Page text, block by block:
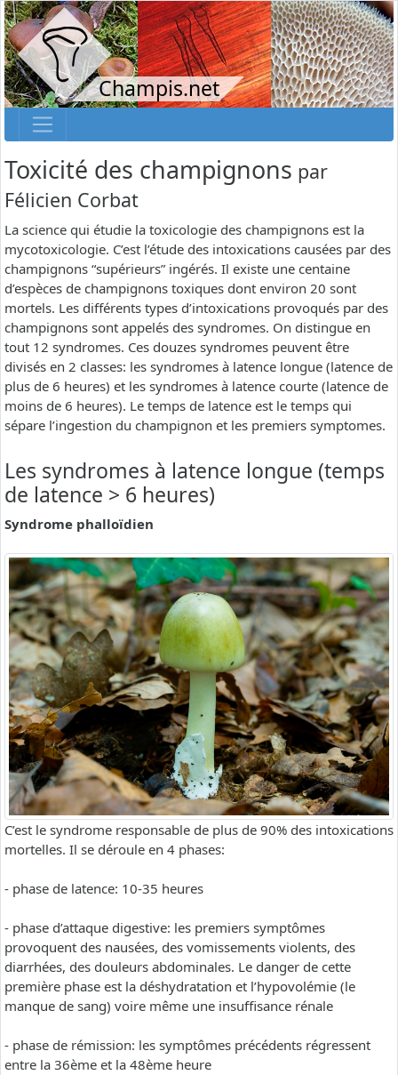
Champis.net
Toxicité des champignons par
Félicien Corbat
La science qui étudie la toxicologie des champignons est la
mycotoxicologie. C’est l’étude des intoxications causées par des
champignons “supérieurs” ingérés. Il existe une centaine
d’espèces de champignons toxiques dont environ 20 sont
mortels. Les différents types d’intoxications provoqués par des
champignons sont appelés des syndromes. On distingue en
tout 12 syndromes. Ces douzes syndromes peuvent être
divisés en 2 classes: les syndromes à latence longue (latence de
plus de 6 heures) et les syndromes à latence courte (latence de
moins de 6 heures). Le temps de latence est le temps qui
sépare l’ingestion du champignon et les premiers symptomes.
Les syndromes à latence longue (temps
de latence > 6 heures)
Syndrome phalloïdien
C’est le syndrome responsable de plus de 90% des intoxications
mortelles. Il se déroule en 4 phases:
- phase de latence: 10-35 heures
- phase d’attaque digestive: les premiers symptômes
provoquent des nausées, des vomissements violents, des
diarrhées, des douleurs abdominales. Le danger de cette
première phase est la déshydratation et l’hypovolémie (le
manque de sang) voire même une insuffisance rénale
- phase de rémission: les symptômes précédents régressent
entre la 36ème et la 48ème heure